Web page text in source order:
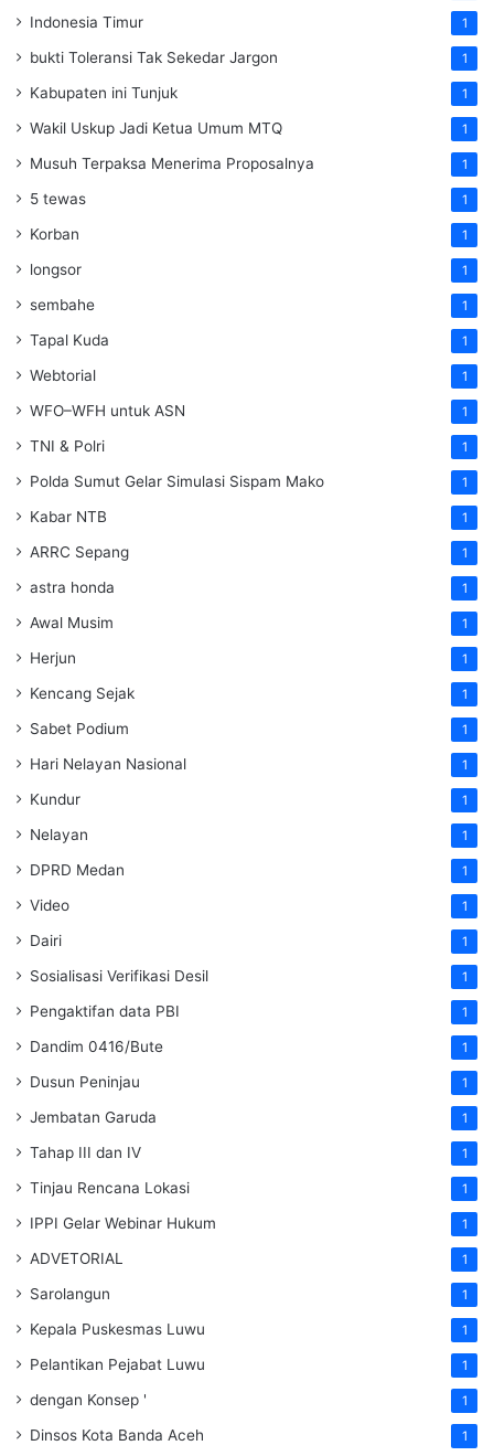
Indonesia Timur 1
bukti Toleransi Tak Sekedar Jargon 1
Kabupaten ini Tunjuk 1
Wakil Uskup Jadi Ketua Umum MTQ 1
Musuh Terpaksa Menerima Proposalnya 1
5 tewas 1
Korban 1
longsor 1
sembahe 1
Tapal Kuda 1
Webtorial 1
WFO–WFH untuk ASN 1
TNI & Polri 1
Polda Sumut Gelar Simulasi Sispam Mako 1
Kabar NTB 1
ARRC Sepang 1
astra honda 1
Awal Musim 1
Herjun 1
Kencang Sejak 1
Sabet Podium 1
Hari Nelayan Nasional 1
Kundur 1
Nelayan 1
DPRD Medan 1
Video 1
Dairi 1
Sosialisasi Verifikasi Desil 1
Pengaktifan data PBI 1
Dandim 0416/Bute 1
Dusun Peninjau 1
Jembatan Garuda 1
Tahap III dan IV 1
Tinjau Rencana Lokasi 1
IPPI Gelar Webinar Hukum 1
ADVETORIAL 1
Sarolangun 1
Kepala Puskesmas Luwu 1
Pelantikan Pejabat Luwu 1
dengan Konsep ' 1
Dinsos Kota Banda Aceh 1